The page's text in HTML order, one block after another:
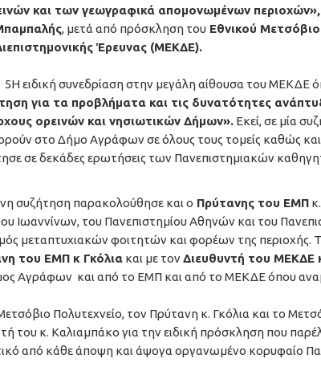
και των γεωγραφικά απομονωμένων περιοχών»,
, μετά από πρόσκληση του Εθνικού
Έρευνας (ΜΕΚΔΕ).
ειδική συνεδρίαση στην μεγάλη αίθουσα του ΜΕΚΔΕ
για τα προβλήματα και τις δυνατότητες
ορεινών και νησιωτικών Δήμων». Εκεί, σε μία
στο Δήμο Αγράφων σε όλους τους τομείς καθώς και
σε δεκάδες ερωτήσεις των Πανεπιστημιακών
συζήτηση παρακολούθησε και ο Πρύτανης του ΕΜΠ κ.
Ιωαννίνων, του Πανεπιστημίου Αθηνών και του
μεταπτυχιακών φοιτητών και φορέων της περιοχής.
του ΕΜΠ κ Γκόλια και με τονΔιευθυντή του ΜΕΚΔΕ
Αγράφων και από το ΕΜΠ και από το ΜΕΚΔΕ όπου
Πολυτεχνείο, τον Πρύτανη κ. Γκόλια και το
του κ. Καλιαμπάκο για την ειδική πρόσκληση που
από κάθε άποψη και άψογα οργανωμένο κορυφαίο